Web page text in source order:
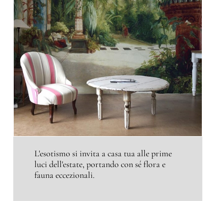
L'esotismo si invita a casa tua alle prime
luci dell'estate, portando con sé flora e
fauna eccezionali.